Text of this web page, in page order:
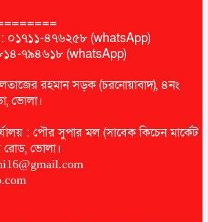
০১৭১১-৪৭৬২৫৮ (whatsApp)
৭৯৪৬১৮ (whatsApp)
আলতাজের রহমান সড়ক (চরনোয়াবাদ), ৪নং
ভোলা।
: পৌর সুপার মল (সাবেক কিচেন মার্কেট
রোড, ভোলা।